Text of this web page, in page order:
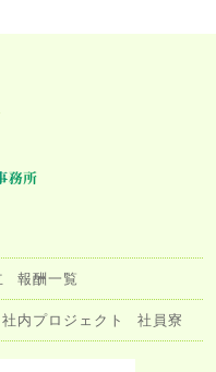
報酬一覧
社内プロジェクト 社員寮